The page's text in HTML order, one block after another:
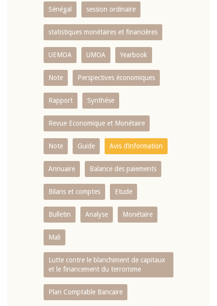
Sénégal session ordinaire
statistiques monétaires et financières
UEMOA UMOA Yearbook
Note Perspectives économiques
Rapport Synthése
Revue Economique et Monétaire
Note Guide Avis d’information
Annuaire Balance des paiements
Bilans et comptes Etude
Bulletin Analyse Monétaire
Mali
Lutte contre le blanchiment de capitaux
et le financement du terrorisme
Plan Comptable Bancaire